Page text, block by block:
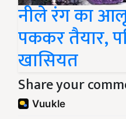
नीले रंग का
पककर तैयार,
खासियत
Share your